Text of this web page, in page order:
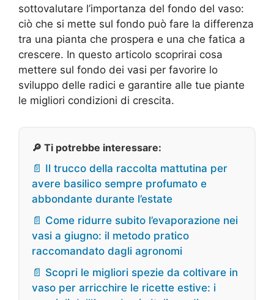
sottovalutare l’importanza del fondo del vaso:
ciò che si mette sul fondo può fare la differenza
tra una pianta che prospera e una che fatica a
crescere. In questo articolo scoprirai cosa
mettere sul fondo dei vasi per favorire lo
sviluppo delle radici e garantire alle tue piante
le migliori condizioni di crescita.
🔎 Ti potrebbe interessare:
📄 Il trucco della raccolta mattutina per
avere basilico sempre profumato e
abbondante durante l’estate
📄 Come ridurre subito l’evaporazione nei
vasi a giugno: il metodo pratico
raccomandato dagli agronomi
📄 Scopri le migliori spezie da coltivare in
vaso per arricchire le ricette estive: i